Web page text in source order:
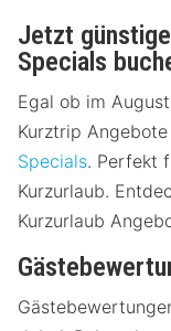
Jetzt
Specials
Egal ob im
Kurztrip
Specials. Perfekt
Kurzurlaub.
Kurzurlaub